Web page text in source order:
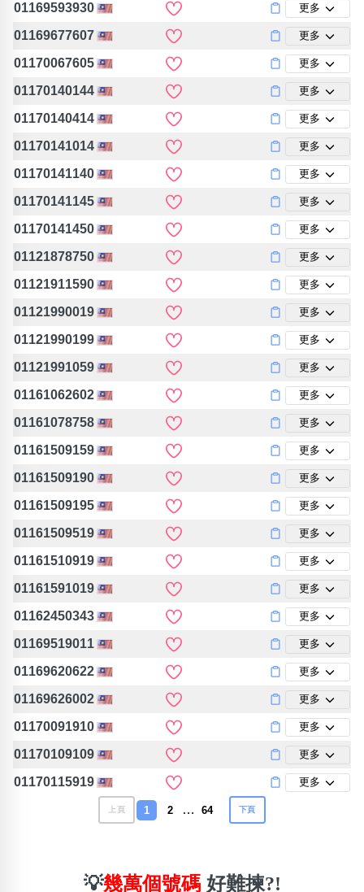
01169593930 更多
01169677607 更多
01170067605 更多
01170140144 更多
01170140414 更多
01170141014 更多
01170141140 更多
01170141145 更多
01170141450 更多
01121878750 更多
01121911590 更多
01121990019 更多
01121990199 更多
01121991059 更多
01161062602 更多
01161078758 更多
01161509159 更多
01161509190 更多
01161509195 更多
01161509519 更多
01161510919 更多
01161591019 更多
01162450343 更多
01169519011 更多
01169620622 更多
01169626002 更多
01170091910 更多
01170109109 更多
01170115919 更多
上頁 1 2 … 64 下頁
💡幾萬個號碼 好難揀?!